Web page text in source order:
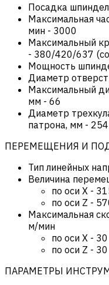
Посадка
Максимальная
мин - 3000
Максимальный
- 380/420/637
Мощность
Диаметр
Максимальный
мм - 66
Диаметр
патрона, мм -
ПЕРЕМЕЩЕНИЯ И
Тип линейных
Величина
по оси Х -
по оси Z -
Максимальная
м/мин
по оси Х - 30
по оси Z - 30
ПАРАМЕТРЫ